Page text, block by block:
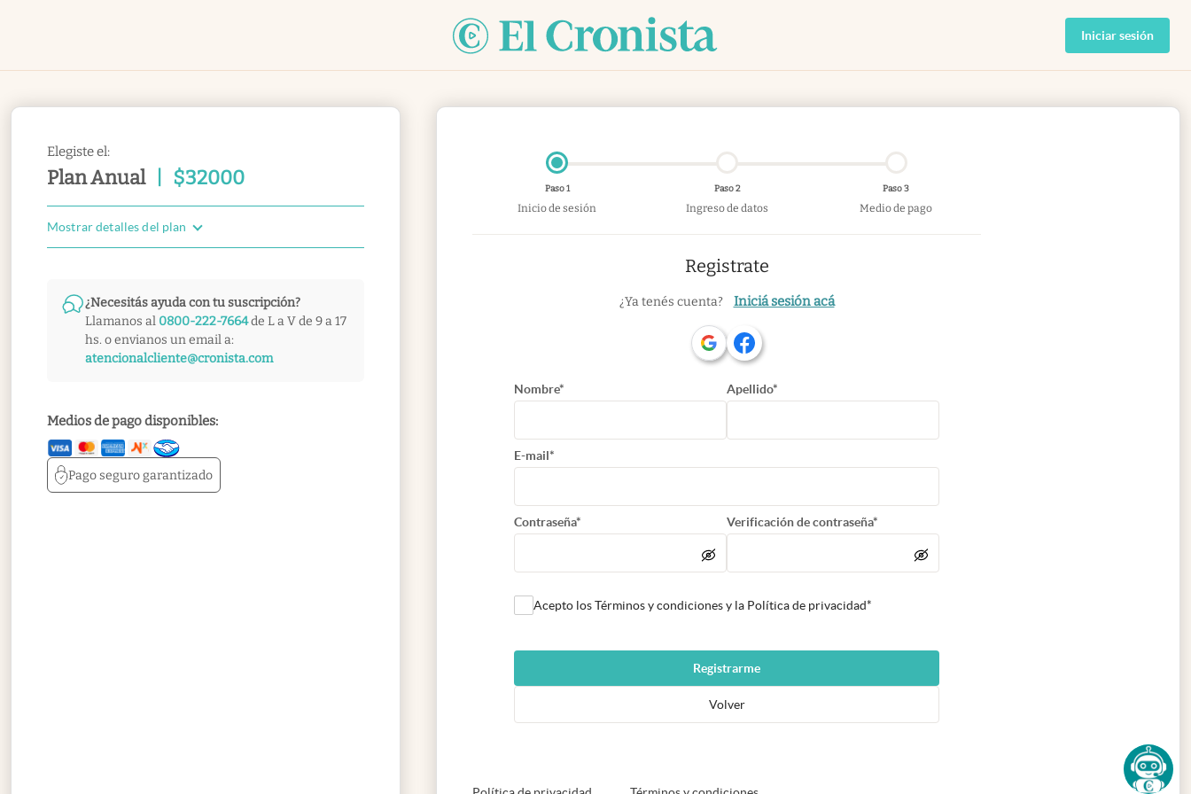
Iniciar sesión
Elegiste el:
Plan Anual $32000
Mostrar detalles del plan
¿Necesitás ayuda con tu suscripción?
Llamanos al 0800-222-7664de L a V de 9 a 17
hs. o envianos un email a:
atencionalcliente@cronista.com
Medios de pago disponibles:
Pago segurogarantizado
Paso 1
Inicio de sesión
Paso 2
Ingreso de datos
Paso 3
Medio de pago
Registrate
¿Ya tenés cuenta? Iniciá sesión acá
Nombre* Apellido*
E-mail*
Contraseña* Verificación de contraseña*
Acepto los Términos y condiciones y la Política de privacidad*
Registrarme
Volver